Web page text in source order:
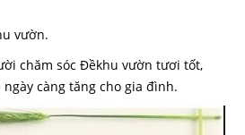
vườn.
chăm sóc Đềkhu vườn tươi tốt,
càng tăng cho gia đình.